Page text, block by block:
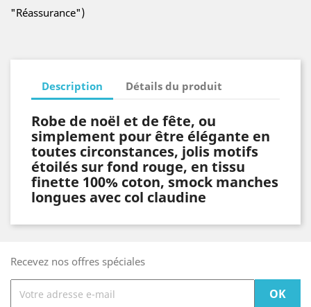
"Réassurance")
Description Détails du produit
Robe de noël et de fête, ou
simplement pour être élégante en
toutes circonstances, jolis motifs
étoilés sur fond rouge, en tissu
finette 100% coton, smock manches
longues avec col claudine
Recevez nos offres spéciales